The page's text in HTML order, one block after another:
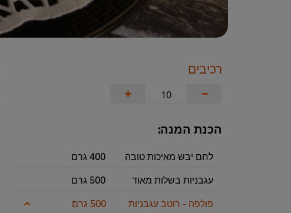
רכיבים
−
+
הכנת המנה:
לחם יבש מאיכות טובה
400 גרם
עגבניות בשלות מאוד
500 גרם
פולפה - רוטב עגבניות
500 גרם